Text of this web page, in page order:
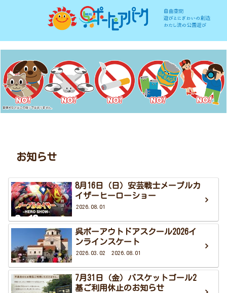
お知らせ
8月16日（日）安芸戦士メープルカ
イザーヒーローショー
2026.08.01
呉ポーアウトドアスクール2026イ
ンラインスケート
2026.03.02 2026.08.01
7月31日（金）バスケットゴール2
基ご利用休止のお知らせ